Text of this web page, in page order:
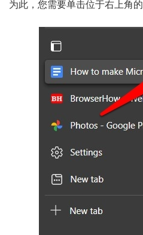
为此，您需要单击位于右上角的